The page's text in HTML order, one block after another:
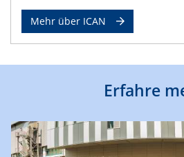
Mehr über ICAN
Erfahre